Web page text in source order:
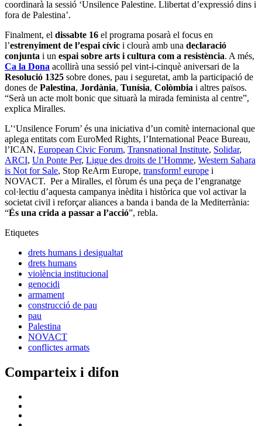
coordinarà la sessió ‘Unsilence Palestine. Llibertat d’expressió dins i
fora de Palestina’.
Finalment, el dissabte 16 el programa posarà el focus en
l’estrenyiment de l’espai cívic i clourà amb una declaració
conjunta i un espai sobre arts i cultura com a resistència. A més,
Ca la Dona acollirà una sessió pel vint-i-cinquè aniversari de la
Resolució 1325 sobre dones, pau i seguretat, amb la participació de
dones de Palestina, Jordània, Tunísia, Colòmbia i altres països.
“Serà un acte molt bonic que situarà la mirada feminista al centre”,
explica Miralles.
L’‘Unsilence Forum’ és una iniciativa d’un comitè internacional que
aplega entitats com EuroMed Rights, l’International Peace Bureau,
l’ICAN, European Civic Forum, Transnational Institute, Solidar,
ARCI, Un Ponte Per, Ligue des droits de l’Homme, Western Sahara
is Not for Sale, Stop ReArm Europe, transform! europe i
NOVACT. Per a Miralles, el fòrum és una peça de l’engranatge
col·lectiu d’aquesta campanya inèdita i històrica que vol activar la
societat civil i reforçar aliances a banda i banda de la Mediterrània:
“És una crida a passar a l’acció”, rebla.
Etiquetes
drets humans i desigualtat
drets humans
violència institucional
genocidi
armament
construcció de pau
pau
Palestina
NOVACT
conflictes armats
Comparteix i difon